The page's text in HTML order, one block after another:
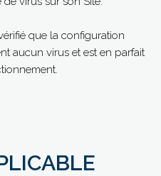
que la configuration
aucun virus et est en parfait